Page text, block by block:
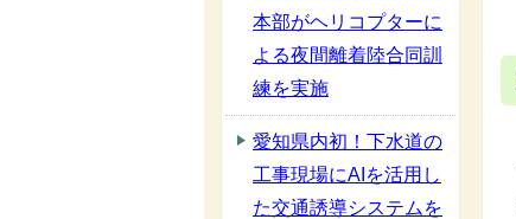
本部がヘリコプターに
よる夜間離着陸合同訓
練を実施
愛知県内初！下水道の
工事現場にAIを活用し
た交通誘導システムを